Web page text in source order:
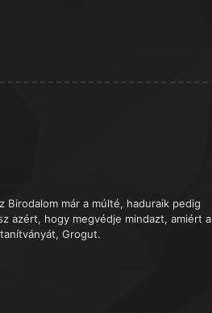
Birodalom már a múlté, haduraik pedig
azért, hogy megvédje mindazt, amiért a
Grogut.